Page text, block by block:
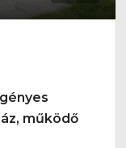
működő